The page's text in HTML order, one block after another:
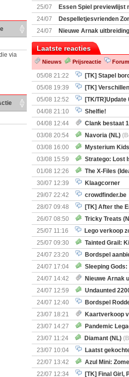
via
uitbreiding
25/07
Essen Spiel previewlijst
Boardgamegeek
24/07
Despelletjesvrienden
weekend van start
24/07
Nieuwe Arnak
Laatste reacties
Nieuws Prijsreactie Forum
05/08 21:22
[TK] Stapel
Nemesis Retaliation, Zombicide
05/08 19:39
[TK]
05/08 12:52
[TK/TR]Update
Prijsverlagingen, Imperium
04/08 21:10
Shelfie!
04/08 12:44
Clank bestaat
+ nieuwe uitbreiding
03/08 20:54 Navoria (NL)
03/08 16:00
Mysterium
Kapitein Boe
(Bordspellen)
03/08 15:59 Stratego: Lost
01/08 12:26
The X-Files
30/07 12:39
Klaagcorner
29/07 22:42
crowdfinder.be
28/07 09:48
[TK] After the
26/07 08:50
Tricky Treats
25/07 11:16
Lego verkoop
25/07 09:30
Tainted Grail:
Uitbreiding: Wyrd Encounters
24/07 23:20
Bordspel
24/07 17:04
Sleeping
(Bordspellen)
24/07 14:42
Nieuwe Arnak
Surprise Shipments
24/07 12:59
Undaunted
(Bordspellen)
24/07 12:40
Bordspel
23/07 18:21
Kaartverkoop
start
23/07 14:27
Pandemic
(Bordspellen)
23/07 11:24 Diamant (NL)
23/07 10:04
Laatst
22/07 13:42
Azul Mini:
(Bordspellen)
22/07 12:34 [TK] Final Girl,